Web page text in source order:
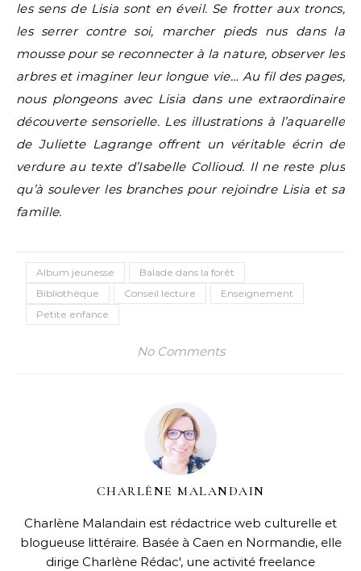
les sens de Lisia sont en éveil. Se frotter aux troncs,
les serrer contre soi, marcher pieds nus dans la
mousse pour se reconnecter à la nature, observer les
arbres et imaginer leur longue vie… Au fil des pages,
nous plongeons avec Lisia dans une extraordinaire
découverte sensorielle. Les illustrations à l’aquarelle
de Juliette Lagrange offrent un véritable écrin de
verdure au texte d’Isabelle Collioud. Il ne reste plus
qu’à soulever les branches pour rejoindre Lisia et sa
famille.
Album jeunesse
Balade dans la forêt
Bibliothèque
Conseil lecture
Enseignement
Petite enfance
No Comments
CHARLÈNE MALANDAIN
Charlène Malandain est rédactrice web culturelle et
blogueuse littéraire. Basée à Caen en Normandie, elle
dirige Charlène Rédac', une activité freelance